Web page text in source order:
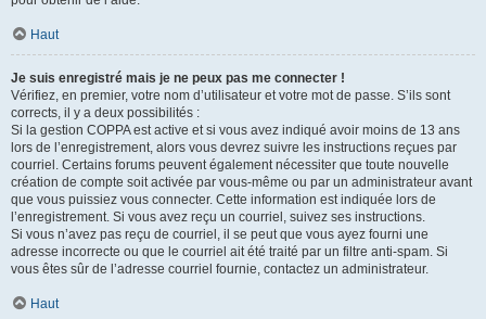
Haut
Je suis enregistré mais je ne peux pas me connecter !
Vérifiez, en premier, votre nom d’utilisateur et votre mot de passe. S’ils sont
corrects, il y a deux possibilités :
Si la gestion COPPA est active et si vous avez indiqué avoir moins de 13 ans
lors de l’enregistrement, alors vous devrez suivre les instructions reçues par
courriel. Certains forums peuvent également nécessiter que toute nouvelle
création de compte soit activée par vous-même ou par un administrateur avant
que vous puissiez vous connecter. Cette information est indiquée lors de
l’enregistrement. Si vous avez reçu un courriel, suivez ses instructions.
Si vous n’avez pas reçu de courriel, il se peut que vous ayez fourni une
adresse incorrecte ou que le courriel ait été traité par un filtre anti-spam. Si
vous êtes sûr de l’adresse courriel fournie, contactez un administrateur.
Haut